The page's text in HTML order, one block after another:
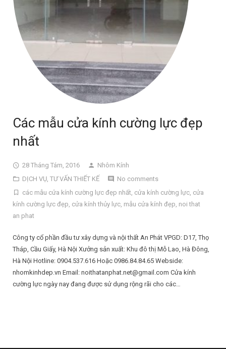
Các mẫu cửa kính cường lực đẹp
nhất
28 Tháng Tám, 2016
Nhôm Kính
DỊCH VỤ, TƯ VẤN THIẾT KẾ
No comments
các mẫu cửa kính cường lực đẹp nhất, cửa kính cường lực, cửa
kính cường lực đẹp, cửa kính thủy lực, mẫu cửa kính đẹp, noi that
an phat
Công ty cổ phần đầu tư xây dựng và nội thất An Phát VPGD: D17, Thọ
Tháp, Cầu Giấy, Hà Nội Xưởng sản xuất: Khu đô thị Mỗ Lao, Hà Đông,
Hà Nội Hotline: 0904.537.616 Hoặc 0986.84.84.65 Webside:
nhomkinhdep.vn Email: noithatanphat.net@gmail.com Cửa kính
cường lực ngày nay đang được sử dụng rộng rãi cho các…